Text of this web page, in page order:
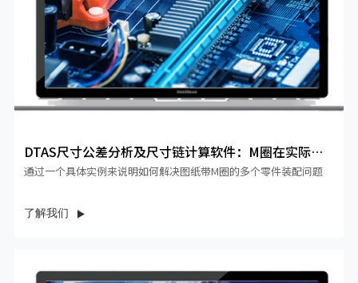
DTAS尺寸公差分析及尺寸链计算软件：M圈在实际装
配中的应用...
通过一个具体实例来说明如何解决图纸带M圈的多个零件装配问题
了解我们